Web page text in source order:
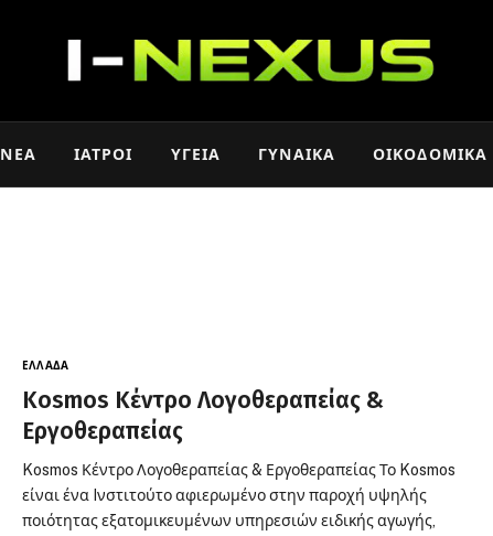
ΝΈΑ ΙΑΤΡΟΊ ΥΓΕΊΑ ΓΥΝΑΊΚΑ ΟΙΚΟΔΟΜΙΚΆ
ΕΛΛΆΔΑ
Kosmos Κέντρο Λογοθεραπείας &
Εργοθεραπείας
Kosmos Κέντρο Λογοθεραπείας & Εργοθεραπείας Το Kosmos
είναι ένα Iνστιτούτο αφιερωμένο στην παροχή υψηλής
ποιότητας εξατομικευμένων υπηρεσιών ειδικής αγωγής,